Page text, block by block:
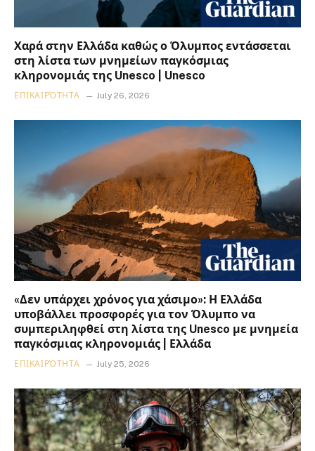
Χαρά στην Ελλάδα καθώς ο Όλυμπος εντάσσεται
στη λίστα των μνημείων παγκόσμιας
κληρονομιάς της Unesco | Unesco
ΕΠΙΚΑΙΡΌΤΗΤΑ July 26, 2026
«Δεν υπάρχει χρόνος για χάσιμο»: Η Ελλάδα
υποβάλλει προσφορές για τον Όλυμπο να
συμπεριληφθεί στη λίστα της Unesco με μνημεία
παγκόσμιας κληρονομιάς | Ελλάδα
ΕΠΙΚΑΙΡΌΤΗΤΑ July 25, 2026